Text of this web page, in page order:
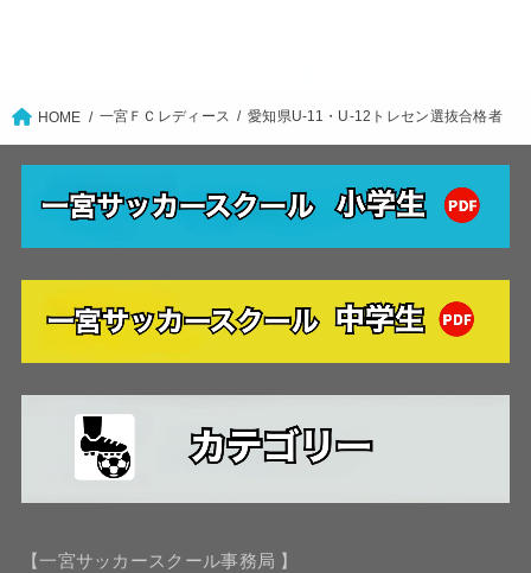
HOME 一宮ＦＣレディース 愛知県U-11・U-12トレセン選抜合格者
【一宮サッカースクール事務局 】